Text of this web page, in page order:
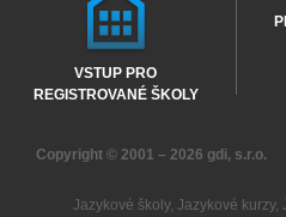
VSTUP PRO
REGISTROVANÉ ŠKOLY
Copyright © 2001 – 2026 gdi, s.r.o.
Jazykové školy, Jazykové kurzy,